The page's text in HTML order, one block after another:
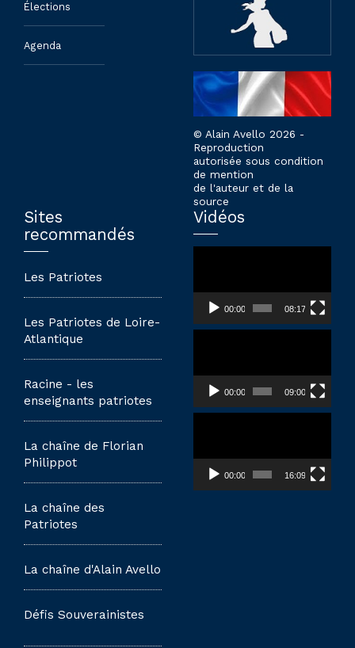
Élections
Agenda
© Alain Avello 2026 -
Reproduction
autorisée sous condition
de mention
de l'auteur et de la
source
Sites
recommandés
Les Patriotes
Les Patriotes de Loire-
Atlantique
Racine - les
enseignants patriotes
La chaîne de Florian
Philippot
La chaîne des
Patriotes
La chaîne d'Alain Avello
Défis Souverainistes
Vidéos
00:00 08:17
00:00 09:00
00:00 16:09